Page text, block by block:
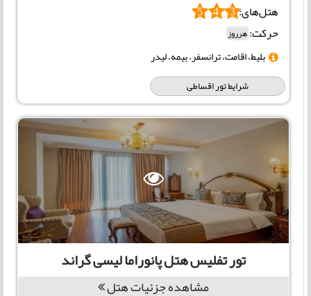
هتل‌های: 3
4
5
حرکت:هرروز
بلیط، اقامت، ترانسفر، بیمه، لیدر
شرایط تور اقساطی
تور تفلیس هتل پانوراما لیسی گراند
مشاهده جزئیات هتل